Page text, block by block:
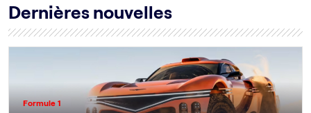
Dernières nouvelles
Formule 1